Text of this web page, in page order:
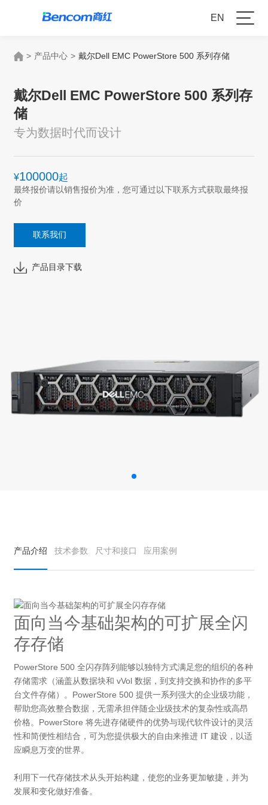
EN
> 产品中心 > 戴尔Dell EMC PowerStore 500 系列存储
戴尔Dell EMC PowerStore 500 系列存
储
专为数据时代而设计
¥100000起
最终报价请以销售报价为准，您可通过以下联系方式获取最终报
价
联系我们
产品目录下载
产品介绍 技术参数 尺寸和接口 应用案例
面向当今基础架构的可扩展全闪
存存储
PowerStore 500 全闪存阵列能够以独特方式满足您的组织的各种
存储需求（涵盖从数据块和 vVol 数据，到支持交换和协作的多平
台文件存储）。PowerStore 500 提供一系列强大的企业级功能，
帮助您高效整合数据，无需承担伴随企业级技术的复杂性或高昂
价格。PowerStore 将先进存储硬件的优势与现代软件设计的灵活
性和简便性相结合，可为您提供极大的自由来推进 IT 建设，以适
应瞬息万变的世界。
利用下一代存储技术从头开始构建，使您的业务更加敏捷，并为
发展和变化做好准备。